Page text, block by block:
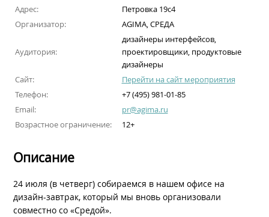
Адрес:
Петровка 19с4
Организатор:
AGIMA, СРЕДА
Аудитория:
дизайнеры интерфейсов,
проектировщики, продуктовые
дизайнеры
Сайт:
Перейти на сайт мероприятия
Телефон:
+7 (495) 981-01-85
Email:
pr@agima.ru
Возрастное ограничение:
12+
Описание
24 июля (в четверг) собираемся в нашем офисе на
дизайн-завтрак, который мы вновь организовали
совместно со «Средой».